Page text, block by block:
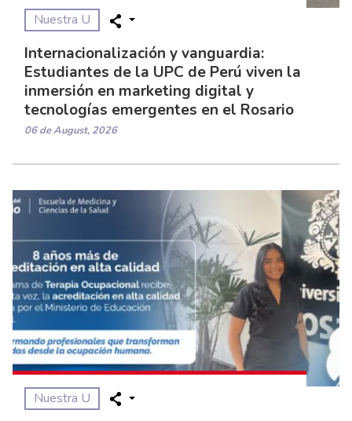
Nuestra U
Internacionalización y vanguardia:
Estudiantes de la UPC de Perú viven la
inmersión en marketing digital y
tecnologías emergentes en el Rosario
06 de August, 2026
Nuestra U